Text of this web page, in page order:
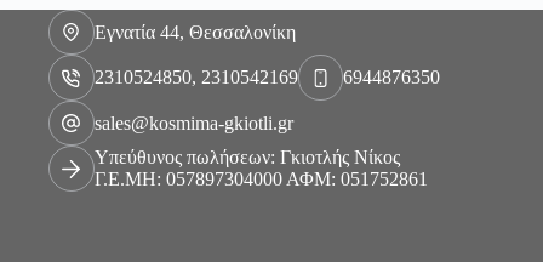
Εγνατία 44, Θεσσαλονίκη
2310524850, 2310542169 6944876350
sales@kosmima-gkiotli.gr
Υπεύθυνος πωλήσεων: Γκιοτλής Νίκος
Γ.Ε.ΜΗ: 057897304000 ΑΦΜ: 051752861